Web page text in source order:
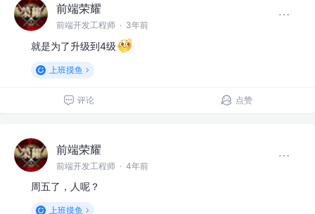
前端荣耀
前端开发工程师 · 3年前
就是为了升级到4级
上班摸鱼
评论 点赞
前端荣耀
前端开发工程师 · 4年前
周五了，人呢？
上班摸鱼